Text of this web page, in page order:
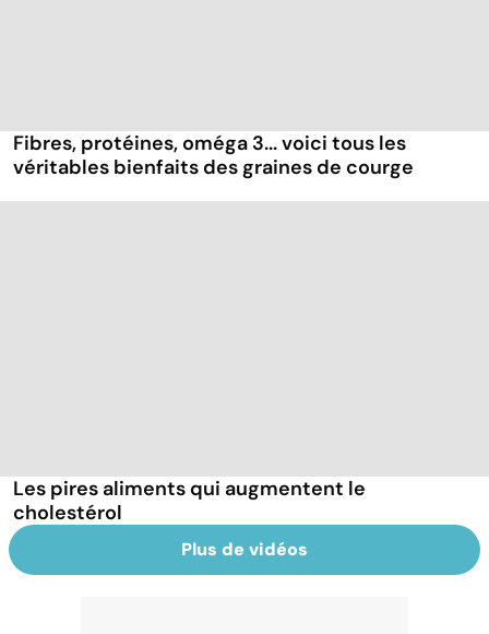
Fibres, protéines, oméga 3... voici tous les
véritables bienfaits des graines de courge
Les pires aliments qui augmentent le
cholestérol
Plus de vidéos